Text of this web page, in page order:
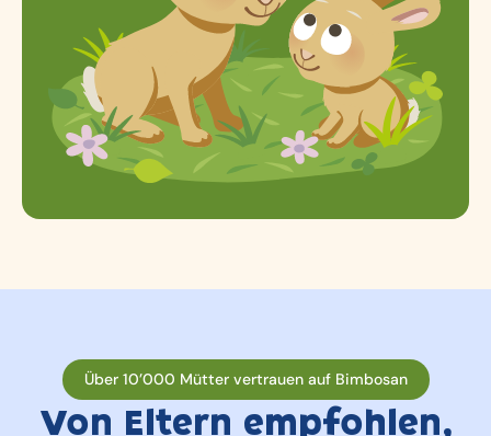
Über 10’000 Mütter vertrauen auf Bimbosan
Von Eltern empfohlen,